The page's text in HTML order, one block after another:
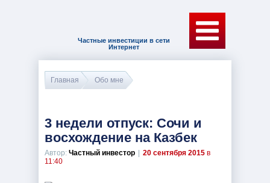
Частные инвестиции в сети
Интернет
Главная Обо мне
3 недели отпуск: Сочи и
восхождение на Казбек
Автор: Частный инвестор 20 сентября 2015 в
11:40